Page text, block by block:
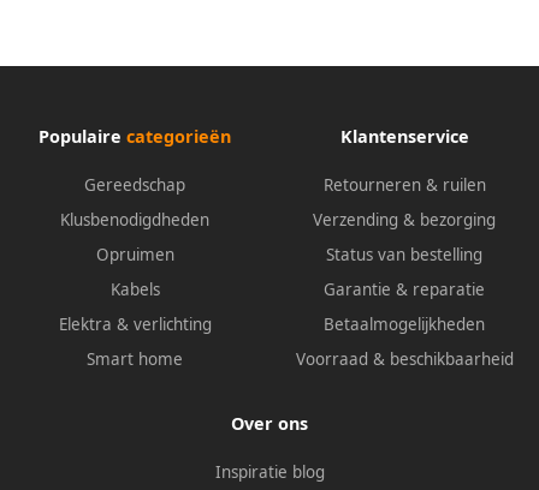
Populaire categorieën
Gereedschap
Klusbenodigdheden
Opruimen
Kabels
Elektra & verlichting
Smart home
Klantenservice
Retourneren & ruilen
Verzending & bezorging
Status van bestelling
Garantie & reparatie
Betaalmogelijkheden
Voorraad & beschikbaarheid
Over ons
Inspiratie blog